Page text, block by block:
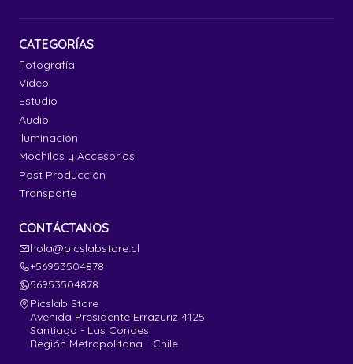
CATEGORÍAS
Fotografía
Video
Estudio
Audio
Iluminación
Mochilas y Accesorios
Post Producción
Transporte
CONTÁCTANOS
hola@picslabstore.cl
+56953504878
56953504878
Picslab Store
Avenida Presidente Errazuriz 4125
Santiago - Las Condes
Región Metropolitana - Chile